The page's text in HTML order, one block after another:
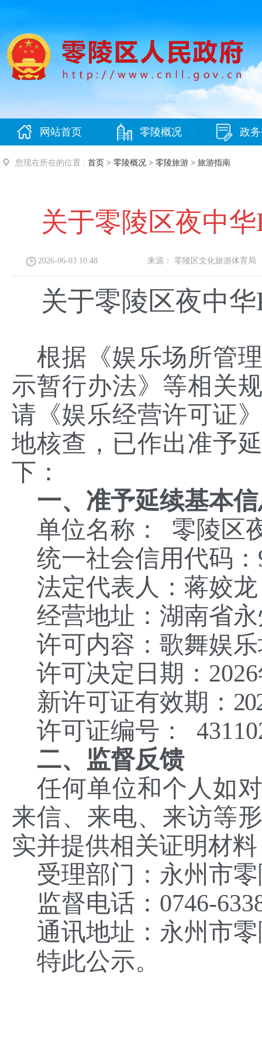
网站首页 零陵概况 政
您现在所在的位置 : 首页 > 零陵概况 > 零陵旅游 > 旅游指南
关于零陵区夜中
2026-06-03 10:48 来源： 零陵区文化旅游体育局
关于零陵区夜中华
根据《娱乐场所管
示暂行办法》等相关
请《娱乐经营许可证
地核查，已作出准予
下：
一、准予延续基本
单位名称：
零陵区
统一社会信用代码：
法定代表人：蒋姣龙
经营地址： 湖南省
许可内容：歌舞娱
许可决定日期： 2026
新许可证有效期：
许可证编号：
二、监督反馈
任何单位和个人如
来信、来电、来访等
实并提供相关证明材
受理部门： 永州市
监督电话： 0746-
通讯地址： 永州市
特此公示。